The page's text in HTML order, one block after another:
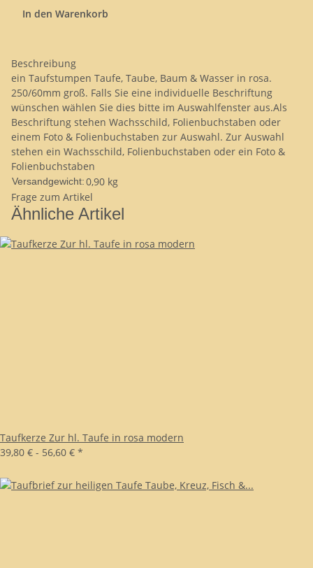
In den Warenkorb
Beschreibung
ein Taufstumpen Taufe, Taube, Baum & Wasser in rosa.
250/60mm groß. Falls Sie eine individuelle Beschriftung
wünschen wählen Sie dies bitte im Auswahlfenster aus.Als
Beschriftung stehen Wachsschild, Folienbuchstaben oder
einem Foto & Folienbuchstaben zur Auswahl. Zur Auswahl
stehen ein Wachsschild, Folienbuchstaben oder ein Foto &
Folienbuchstaben
Versandgewicht:0,90 kg
Frage zum Artikel
Ähnliche Artikel
Taufkerze Zur hl. Taufe in rosa modern
39,80 € - 56,60 € *